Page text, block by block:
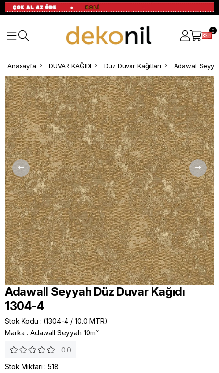
0
Anasayfa DUVAR KAĞIDI Düz Duvar Kağıtları Adawall
Adawall Seyyah Düz Duvar Kağıdı
1304-4
Stok Kodu
(1304-4 / 10.0 MTR)
Marka : Adawall Seyyah 10m²
0.0
Stok Miktarı : 518